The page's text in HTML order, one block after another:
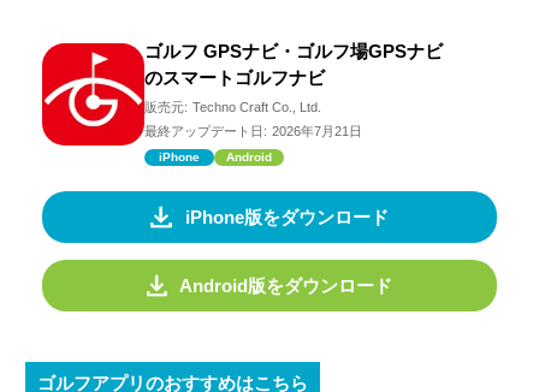
ゴルフ GPSナビ・ゴルフ場GPSナビ
のスマートゴルフナビ
販売元: Techno Craft Co., Ltd.
最終アップデート日: 2026年7月21日
iPhone Android
iPhone版をダウンロード
Android版をダウンロード
ゴルフアプリのおすすめはこちら